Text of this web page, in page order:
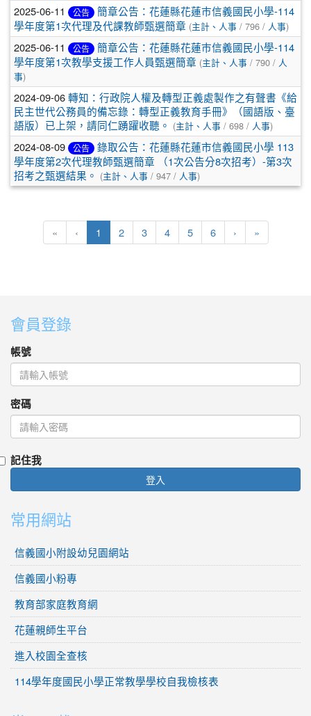
2025-06-11 公告
簡章公告：花蓮縣花蓮巿信義國民小學-114
學年度第1次代理及代課教師甄選簡章 (主計、人事 / 796 / 人事)
2025-06-11 公告
簡章公告：花蓮縣花蓮巿信義國民小學-114
學年度第1次教學支援工作人員甄選簡章 (主計、人事 / 790 / 人
事)
2024-09-06轉知：行政院人權及轉型正義處製作之有聲書《給
民主世代公務員的備忘錄：轉型正義教育手冊》（國語版、臺
語版）已上架，請同仁踴躍收聽。 (主計、人事 / 698 / 人事)
2024-08-09 公告
錄取公告：花蓮縣花蓮市信義國民小學 113
學年度第2次代理教師甄選簡章 （1次公告分8次招考）-第3次
招考之甄選結果。 (主計、人事 / 947 / 人事)
« ‹ 1 (目前頁次)
2 3 4 5 6 ›下一頁
»最後頁
會員登錄
帳號
密碼
記住我
登入
常用網站
信義國小附設幼兒園網站
信義國小粉專
教育部家庭教育網
花蓮親師生平台
進入校園全查核
114學年度國民小學正常教學學校自我檢核表